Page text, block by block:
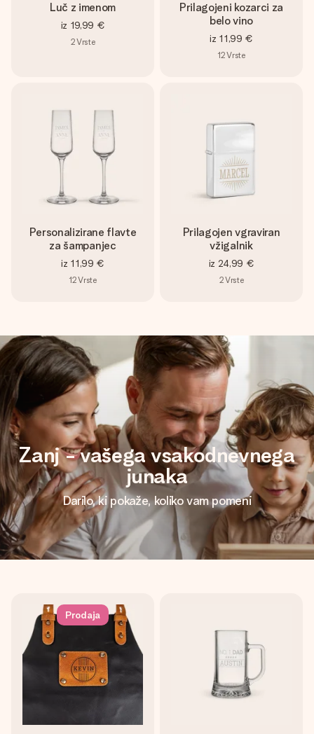
Luč z imenom
iz 19,99 €
2Vrste
Prilagojeni kozarci za
belo vino
iz 11,99 €
12Vrste
Personalizirane flavte
za šampanjec
iz 11,99 €
12Vrste
Prilagojen vgraviran
vžigalnik
iz 24,99 €
2Vrste
Zanj - vašega vsakodnevnega
junaka
Darilo, ki pokaže, koliko vam pomeni
Prodaja